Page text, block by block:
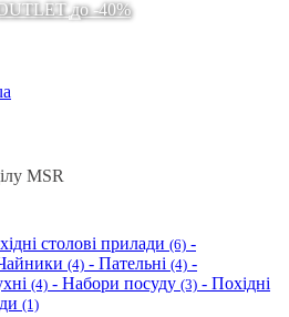
до -40%
MSR
столові прилади (6) -
(4) - Пательні (4) -
(4) - Набори посуду (3) - Похідні
(1)